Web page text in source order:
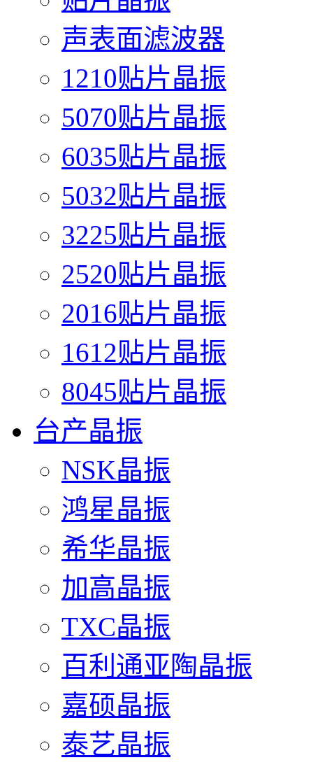
声表面滤波器
1210贴片晶振
5070贴片晶振
6035贴片晶振
5032贴片晶振
3225贴片晶振
2520贴片晶振
2016贴片晶振
1612贴片晶振
8045贴片晶振
台产晶振
NSK晶振
鸿星晶振
希华晶振
加高晶振
TXC晶振
百利通亚陶晶振
嘉硕晶振
泰艺晶振